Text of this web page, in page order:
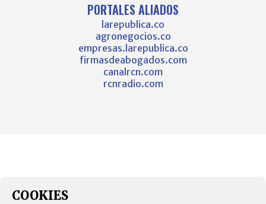
PORTALES ALIADOS
larepublica.co
agronegocios.co
empresas.larepublica.co
firmasdeabogados.com
canalrcn.com
rcnradio.com
COOKIES